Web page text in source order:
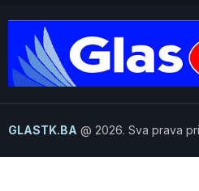
GLASTK.BA @ 2026. Sva prava